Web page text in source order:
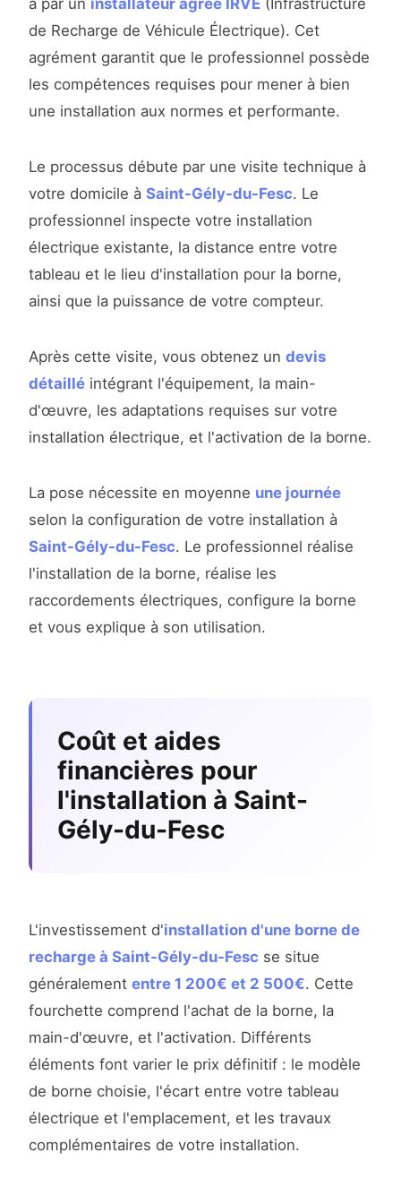
à par un installateur agréé IRVE (Infrastructure
de Recharge de Véhicule Électrique). Cet
agrément garantit que le professionnel possède
les compétences requises pour mener à bien
une installation aux normes et performante.
Le processus débute par une visite technique à
votre domicile à Saint-Gély-du-Fesc. Le
professionnel inspecte votre installation
électrique existante, la distance entre votre
tableau et le lieu d'installation pour la borne,
ainsi que la puissance de votre compteur.
Après cette visite, vous obtenez un devis
détaillé intégrant l'équipement, la main-
d'œuvre, les adaptations requises sur votre
installation électrique, et l'activation de la borne.
La pose nécessite en moyenne une journée
selon la configuration de votre installation à
Saint-Gély-du-Fesc. Le professionnel réalise
l'installation de la borne, réalise les
raccordements électriques, configure la borne
et vous explique à son utilisation.
Coût et aides
financières pour
l'installation à Saint-
Gély-du-Fesc
L'investissement d'installation d'une borne de
recharge à Saint-Gély-du-Fesc se situe
généralement entre 1 200€ et 2 500€. Cette
fourchette comprend l'achat de la borne, la
main-d'œuvre, et l'activation. Différents
éléments font varier le prix définitif : le modèle
de borne choisie, l'écart entre votre tableau
électrique et l'emplacement, et les travaux
complémentaires de votre installation.